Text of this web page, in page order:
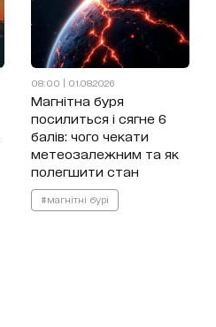
08:00 | 01.08.2026
Магнітна буря
посилиться і сягне 6
балів: чого чекати
метеозалежним та як
полегшити стан
#магнітні бурі